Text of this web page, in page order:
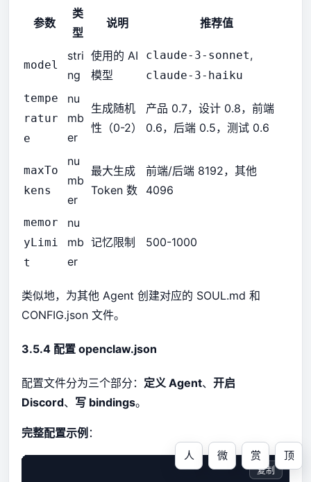
参数
类
型
说明 推荐值
model
stri
ng
使用的 AI
模型
claude-3-sonnet,
claude-3-haiku
tempe
ratur
e
nu
mb
er
生成随机
性（0-2）
产品 0.7，设计 0.8，前端
0.6，后端 0.5，测试 0.6
maxTo
kens
nu
mb
er
最大生成
Token 数
前端/后端 8192，其他
4096
memor
yLimi
t
nu
mb
er
记忆限制 500-1000
类似地，为其他 Agent 创建对应的 SOUL.md 和
CONFIG.json 文件。
3.5.4 配置 openclaw.json
配置文件分为三个部分： 定义 Agent、 开启
Discord、 写 bindings。
完整配置示例 ：
复制
人 微 赏 顶